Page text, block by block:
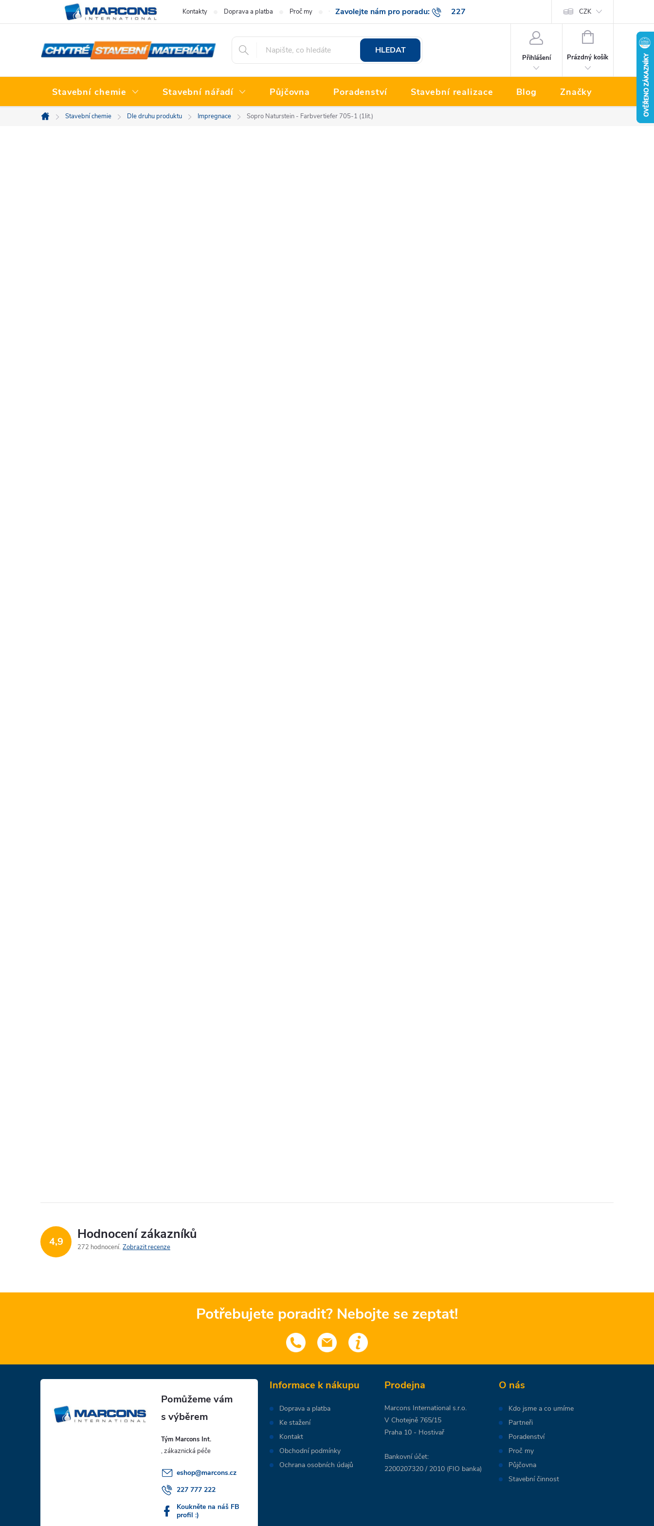
227
777 222
Kontakty Doprava a platba Proč my O nás Hodnocení obchodu Prodávané značky CZK
HLEDAT
Přihlášení
NÁKUPNÍ
Prázdný košík
Stavební chemie Stavební nářadí Půjčovna Poradenství Stavební realizace Blog Značky
Domů
Stavební chemie Dle druhu produktu Impregnace Sopro Naturstein - Farbvertiefer 705-1 (1lit.)
4,9 Hodnocení zákazníků
272 hodnocení Zobrazit recenze
Potřebujete poradit? Nebojte se zeptat!
Tým Marcons Int.
eshop@marcons.cz
227 777 222
Koukněte na náš FB
profil :)
Informace k nákupu
Doprava a platba
Ke stažení
Kontakt
Obchodní podmínky
Ochrana osobních údajů
Prodejna
Marcons International s.r.o.
V Chotejně 765/15
Praha 10 - Hostivař
Bankovní účet:
2200207320 / 2010 (FIO banka)
O nás
Kdo jsme a co umíme
Partneři
Poradenství
Proč my
Půjčovna
Stavební činnost